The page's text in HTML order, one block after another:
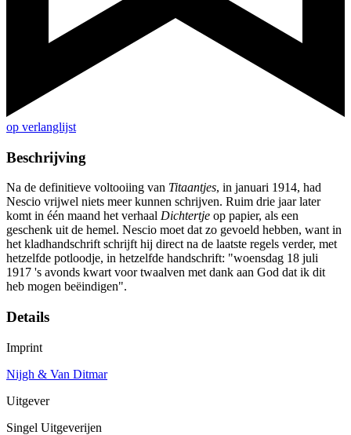
op verlanglijst
Beschrijving
Na de definitieve voltooiing van Titaantjes, in januari 1914, had
Nescio vrijwel niets meer kunnen schrijven. Ruim drie jaar later
komt in één maand het verhaal Dichtertje op papier, als een
geschenk uit de hemel. Nescio moet dat zo gevoeld hebben, want in
het kladhandschrift schrijft hij direct na de laatste regels verder, met
hetzelfde potloodje, in hetzelfde handschrift: "woensdag 18 juli
1917 's avonds kwart voor twaalven met dank aan God dat ik dit
heb mogen beëindigen".
Details
Imprint
Nijgh & Van Ditmar
Uitgever
Singel Uitgeverijen